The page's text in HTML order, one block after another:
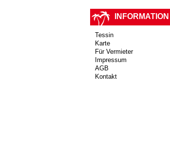
INFORMATION
Tessin
Karte
Für Vermieter
Impressum
AGB
Kontakt